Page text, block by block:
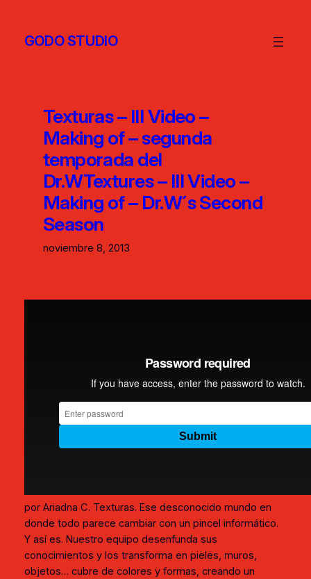
GODO STUDIO
Texturas – III Video –
Making of – segunda
temporada del
Dr.WTextures – III Video –
Making of – Dr.W´s Second
Season
noviembre 8, 2013
por Ariadna C. Texturas. Ese desconocido mundo en
donde todo parece cambiar con un pincel informático.
Y así es. Nuestro equipo desenfunda sus
conocimientos y los transforma en pieles, muros,
objetos… cubre de colores y formas, creando un